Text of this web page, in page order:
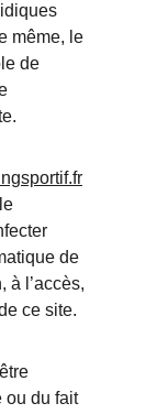
même, le
de
de
à l’accès,
ce site.
ou du fait